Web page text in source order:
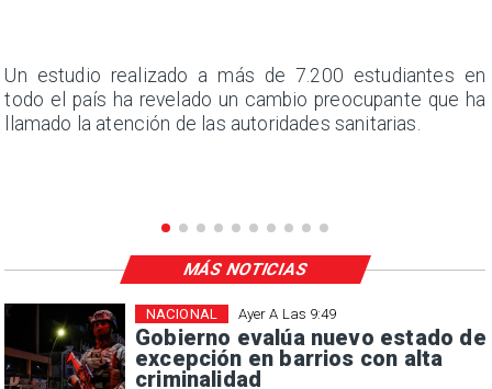
Un estudio realizado a más de 7.200 estudiantes en
todo el país ha revelado un cambio preocupante que ha
llamado la atención de las autoridades sanitarias.
Ayer A Las 9:49
Gobierno evalúa nuevo estado de
excepción en barrios con alta
criminalidad
NACIONAL
MÁS NOTICIAS